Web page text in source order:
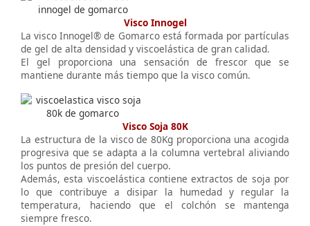
Visco Innogel
La visco Innogel® de Gomarco está formada por partículas
de gel de alta densidad y viscoelástica de gran calidad.
El gel proporciona una sensación de frescor que se
mantiene durante más tiempo que la visco común.
Visco Soja 80K
La estructura de la visco de 80Kg proporciona una acogida
progresiva que se adapta a la columna vertebral aliviando
los puntos de presión del cuerpo.
Además, esta viscoelástica contiene extractos de soja por
lo que contribuye a disipar la humedad y regular la
temperatura, haciendo que el colchón se mantenga
siempre fresco.